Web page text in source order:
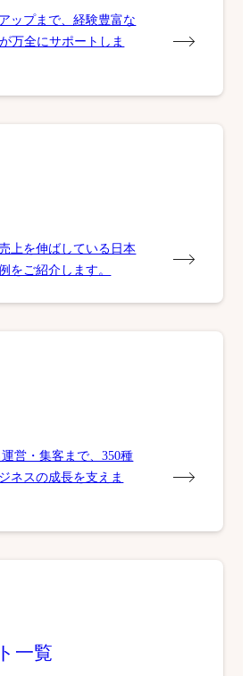
ップまで、経験豊富な
万全にサポートしま
上を伸ばしている日本
をご紹介します。
営・集客まで、350種
ネスの成長を支えま
一覧